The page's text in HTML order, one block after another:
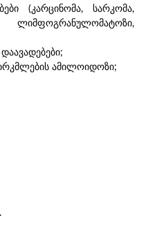
(კარცინომა, სარკომა,
ამილოიდოზი;